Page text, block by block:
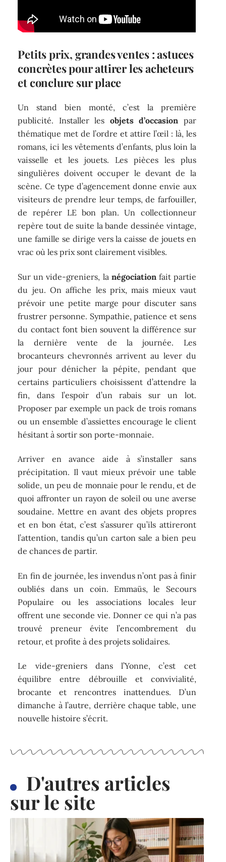
Petits prix, grandes ventes : astuces
concrètes pour attirer les acheteurs
et conclure sur place
Un stand bien monté, c’est la première
publicité. Installer les objets d’occasion par
thématique met de l’ordre et attire l’œil : là, les
romans, ici les vêtements d’enfants, plus loin la
vaisselle et les jouets. Les pièces les plus
singulières doivent occuper le devant de la
scène. Ce type d’agencement donne envie aux
visiteurs de prendre leur temps, de farfouiller,
de repérer LE bon plan. Un collectionneur
repère tout de suite la bande dessinée vintage,
une famille se dirige vers la caisse de jouets en
vrac où les prix sont clairement visibles.
Sur un vide-greniers, la négociationfait partie
du jeu. On affiche les prix, mais mieux vaut
prévoir une petite marge pour discuter sans
frustrer personne. Sympathie, patience et sens
du contact font bien souvent la différence sur
la dernière vente de la journée. Les
brocanteurs chevronnés arrivent au lever du
jour pour dénicher la pépite, pendant que
certains particuliers choisissent d’attendre la
fin, dans l’espoir d’un rabais sur un lot.
Proposer par exemple un pack de trois romans
ou un ensemble d’assiettes encourage le client
hésitant à sortir son porte-monnaie.
Arriver en avance aide à s’installer sans
précipitation. Il vaut mieux prévoir une table
solide, un peu de monnaie pour le rendu, et de
quoi affronter un rayon de soleil ou une averse
soudaine. Mettre en avant des objets propres
et en bon état, c’est s’assurer qu’ils attireront
l’attention, tandis qu’un carton sale a bien peu
de chances de partir.
En fin de journée, les invendus n’ont pas à finir
oubliés dans un coin. Emmaüs, le Secours
Populaire ou les associations locales leur
offrent une seconde vie. Donner ce qui n’a pas
trouvé preneur évite l’encombrement du
retour, et profite à des projets solidaires.
Le vide-greniers dans l’Yonne, c’est cet
équilibre entre débrouille et convivialité,
brocante et rencontres inattendues. D’un
dimanche à l’autre, derrière chaque table, une
nouvelle histoire s’écrit.
D'autres articles
sur le site